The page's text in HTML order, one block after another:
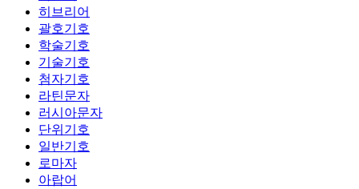
히브리어
괄호기호
학술기호
기술기호
첨자기호
라틴문자
러시아문자
단위기호
일반기호
로마자
아랍어